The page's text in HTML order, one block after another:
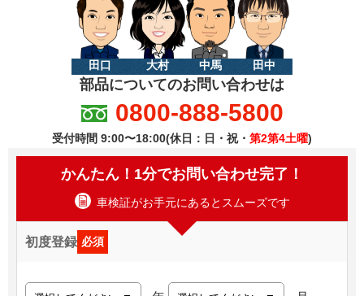
田口 大村 中馬 田中
部品についてのお問い合わせは
0800-888-5800
受付時間 9:00〜18:00(休日：日・祝・ 第2第4土曜)
かんたん！1分でお問い合わせ完了！
車検証がお手元にあるとスムーズです
初度登録 必須